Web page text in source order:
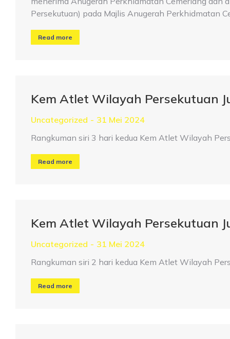
Persekutuan) pada Majlis Anugerah Perkhidmatan
Read more
Kem Atlet Wilayah Persekutuan
Uncategorized
31 Mei 2024
Rangkuman siri 3 hari kedua Kem Atlet Wilayah
Read more
Kem Atlet Wilayah Persekutuan
Uncategorized
31 Mei 2024
Rangkuman siri 2 hari kedua Kem Atlet Wilayah
Read more